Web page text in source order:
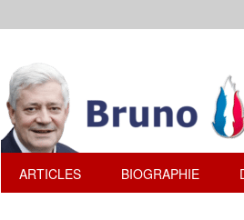
ARTICLES BIOGRAPHIE